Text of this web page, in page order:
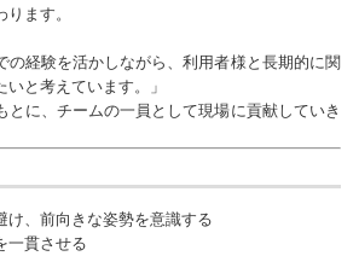
ます。
の経験を活かしながら、利用者様と長期的に関
と考えています。」
とに、チームの一員として現場に貢献していき
け、前向きな姿勢を意識する
一貫させる